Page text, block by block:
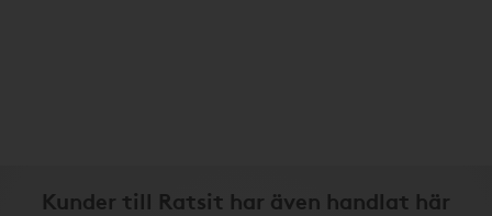
Kunder till Ratsit har även handlat här